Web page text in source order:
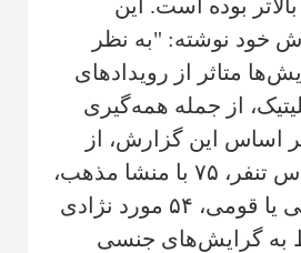
بالاتر بوده است. این
خود نوشته: "به نظر
متاثر از رویدادهای
از جمله همه‌گیری
باشد. بر اساس این گزارش، از
۲۵۷ حادثه بر اساس تنفر، ۷۵ با منشا مذهب،
۵۷ مورد منشا ملی یا قومی، ۵۴ مورد نژادی
به گرایش‌های جنسی